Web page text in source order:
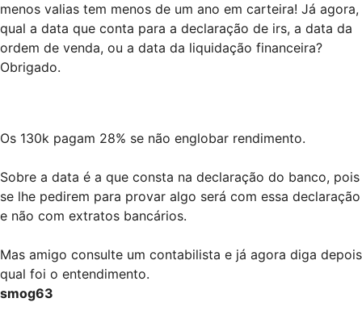
menos valias tem menos de um ano em carteira! Já agora,
qual a data que conta para a declaração de irs, a data da
ordem de venda, ou a data da liquidação financeira?
Obrigado.
Os 130k pagam 28% se não englobar rendimento.
Sobre a data é a que consta na declaração do banco, pois
se lhe pedirem para provar algo será com essa declaração
e não com extratos bancários.
Mas amigo consulte um contabilista e já agora diga depois
qual foi o entendimento.
smog63